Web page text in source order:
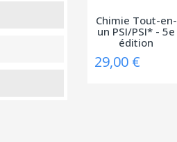
Chimie Tout-en-
un PSI/PSI* - 5e
édition
29,00 €